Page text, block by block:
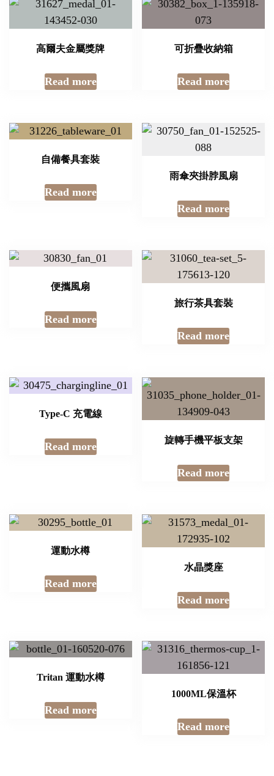
高爾夫金屬獎牌
Read more
可折疊收納箱
Read more
自備餐具套裝
Read more
雨傘夾掛脖風扇
Read more
便攜風扇
Read more
旅行茶具套裝
Read more
Type-C 充電線
Read more 旋轉手機平板支架
Read more
運動水樽
Read more
水晶獎座
Read more
Tritan 運動水樽
Read more
1000ML保溫杯
Read more